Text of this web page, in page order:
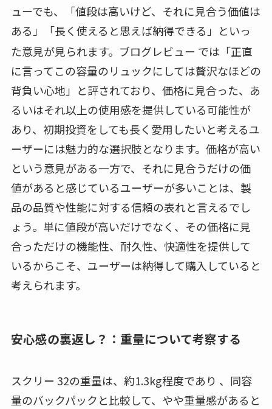
ューでも、「値段は高いけど、それに見合う価値は
ある」「長く使えると思えば納得できる」といっ
た意見が見られます。ブログレビュー では「正直
に言ってこの容量のリュックにしては贅沢なほどの
背負い心地」と評されており、価格に見合った、あ
るいはそれ以上の使用感を提供している可能性が
あり、初期投資をしても長く愛用したいと考えるユ
ーザーには魅力的な選択肢となります。価格が高い
という意見がある一方で、それに見合うだけの価
値があると感じているユーザーが多いことは、製
品の品質や性能に対する信頼の表れと言えるでし
ょう。単に値段が高いだけでなく、その価格に見
合っただけの機能性、耐久性、快適性を提供して
いるからこそ、ユーザーは納得して購入していると
考えられます。
安心感の裏返し？：重量について考察する
スクリー 32の重量は、約1.3kg程度であり 、同容
量のバックパックと比較して、やや重量感があると